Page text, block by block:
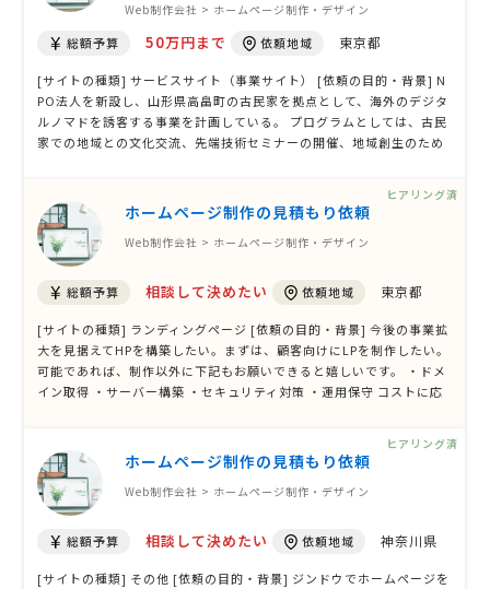
Web制作会社 > ホームページ制作・デザイン
総額予算 50万円まで 依頼地域 東京都
[サイトの種類] サービスサイト（事業サイト） [依頼の目的・背景] N
PO法人を新設し、山形県高畠町の古民家を拠点として、海外のデジタ
ルノマドを誘客する事業を計画している。 プログラムとしては、古民
家での地域との文化交流、先端技術セミナーの開催、地域創生のため
し、そこから参加申込や …ホームページ制作の見積もり依頼
Web制作会社 > ホームページ制作・デザイン
総額予算 相談して決めたい 依頼地域 東京都
[サイトの種類] ランディングページ [依頼の目的・背景] 今後の事業拡
大を見据えてHPを構築したい。まずは、顧客向けにLPを制作したい。
可能であれば、制作以外に下記もお願いできると嬉しいです。 ・ドメ
イン取得 ・サーバー構築 ・セキュリティ対策 ・運用保守 コストに応
ストをお示しいた …
ヒアリング済
ホームページ制作の見積もり依頼
Web制作会社 > ホームページ制作・デザイン
総額予算 相談して決めたい 依頼地域 神奈川県
[サイトの種類] その他 [依頼の目的・背景] ジンドウでホームページを
ヒアリング済